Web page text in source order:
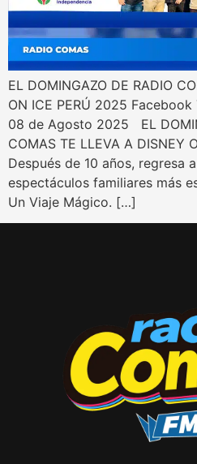
EL DOMINGAZO DE RADIO
ON ICE PERÚ 2025
08 de Agosto 2025 EL
COMAS TE LLEVA A DISNEY
Después de 10 años, regresa
espectáculos familiares más
Un Viaje Mágico. […]